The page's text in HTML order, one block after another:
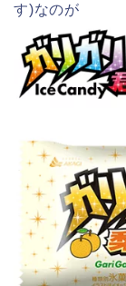
す)なのが